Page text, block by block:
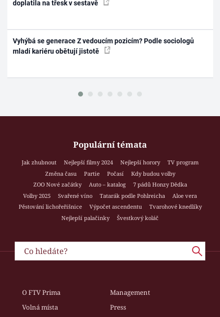
doplatila na třesk v sestavě
Vyhýbá se generace Z vedoucím pozicím? Podle sociologů
mladí kariéru obětují jistotě
Populární témata
Jak zhubnout Nejlepší filmy 2024 Nejlepší horory
TV program
Změna času
Partie Počasí
Kdy budou volby
ZOO Nové začátky
Auto – katalog
7 pádů Honzy Dědka
Volby 2025
Svařené víno Tatarák podle Pohlreicha
Aloe vera
Pěstování lichořeřišnice
Výpočet ascendentu
Tvarohové knedlíky
Nejlepší palačinky
Švestkový koláč
O FTV Prima
Management
Volná místa
Press